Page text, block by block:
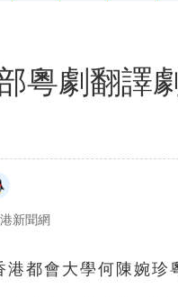
粵劇翻譯
新聞網
港都會大學何陳婉珍